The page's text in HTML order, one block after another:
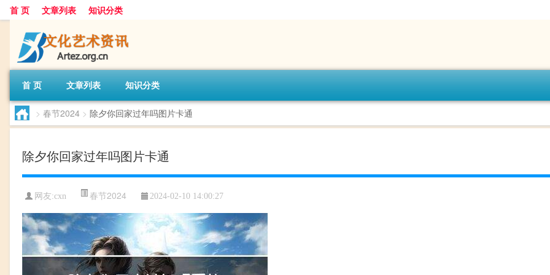
首 页 文章列表 知识分类
首 页 文章列表 知识分类
> 春节2024 > 除夕你回家过年吗图片卡通
除夕你回家过年吗图片卡通
网友:cxn 春节2024 2024-02-10 14:00:27